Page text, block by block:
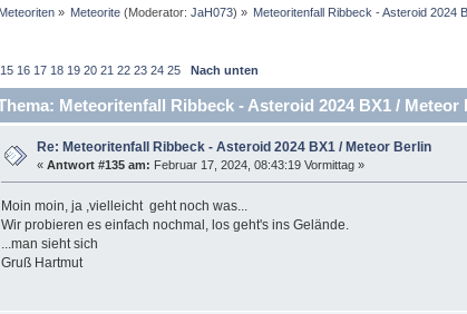
Meteoriten» Meteorite(Moderator: JaH073) » Meteoritenfall Ribbeck - Asteroid 2024
15 16 17 18 19 20 21 22 23 24 25 Nach unten
Meteoritenfall Ribbeck - Asteroid 2024 BX1 / Meteor
Re: Meteoritenfall Ribbeck - Asteroid 2024 BX1 / Meteor Berlin
« Antwort #135 am: Februar 17, 2024, 08:43:19 Vormittag »
Moin moin, ja ,vielleicht geht noch was...
Wir probieren es einfach nochmal, los geht's ins Gelände.
...man sieht sich
Gruß Hartmut